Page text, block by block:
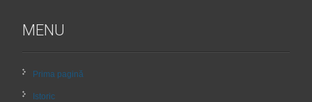
MENU
Prima pagină
Istoric